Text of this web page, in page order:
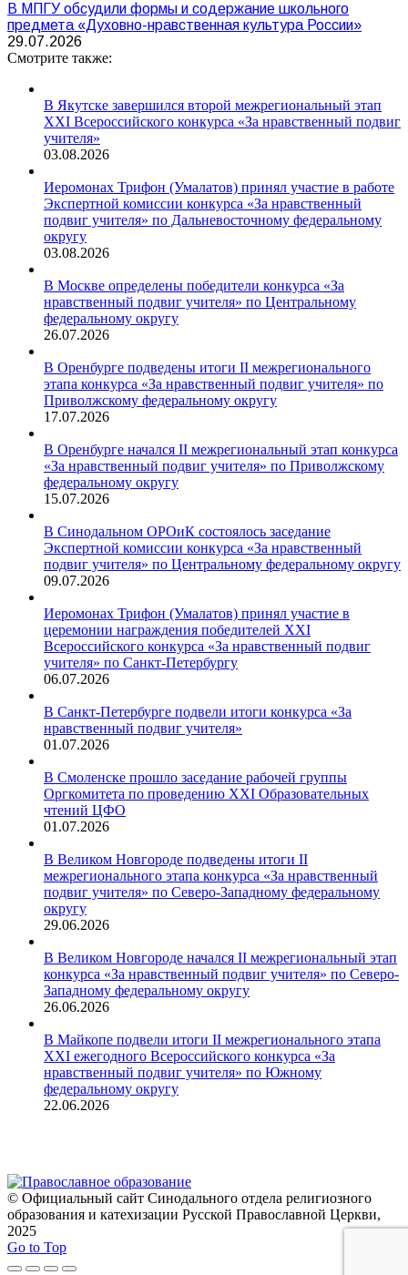
В МПГУ обсудили формы и содержание школьного
предмета «Духовно-нравственная культура России»
29.07.2026
Смотрите также:
В Якутске завершился второй межрегиональный этап
XXI Всероссийского конкурса «За нравственный подвиг
учителя»
03.08.2026
Иеромонах Трифон (Умалатов) принял участие в работе
Экспертной комиссии конкурса «За нравственный
подвиг учителя» по Дальневосточному федеральному
округу
03.08.2026
В Москве определены победители конкурса «За
нравственный подвиг учителя» по Центральному
федеральному округу
26.07.2026
В Оренбурге подведены итоги II межрегионального
этапа конкурса «За нравственный подвиг учителя» по
Приволжскому федеральному округу
17.07.2026
В Оренбурге начался II межрегиональный этап конкурса
«За нравственный подвиг учителя» по Приволжскому
федеральному округу
15.07.2026
В Синодальном ОРОиК состоялось заседание
Экспертной комиссии конкурса «За нравственный
подвиг учителя» по Центральному федеральному округу
09.07.2026
Иеромонах Трифон (Умалатов) принял участие в
церемонии награждения победителей XXI
Всероссийского конкурса «За нравственный подвиг
учителя» по Санкт-Петербургу
06.07.2026
В Санкт-Петербурге подвели итоги конкурса «За
нравственный подвиг учителя»
01.07.2026
В Смоленске прошло заседание рабочей группы
Оргкомитета по проведению XXI Образовательных
чтений ЦФО
01.07.2026
В Великом Новгороде подведены итоги II
межрегионального этапа конкурса «За нравственный
подвиг учителя» по Северо-Западному федеральному
округу
29.06.2026
В Великом Новгороде начался II межрегиональный этап
конкурса «За нравственный подвиг учителя» по Северо-
Западному федеральному округу
26.06.2026
В Майкопе подвели итоги II межрегионального этапа
XXI ежегодного Всероссийского конкурса «За
нравственный подвиг учителя» по Южному
федеральному округу
22.06.2026
© Официальный сайт Синодального отдела религиозного
образования и катехизации Русской Православной Церкви,
2025
Go to Top